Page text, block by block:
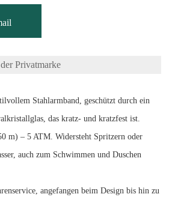
Privatmarke
Stahlarmband, geschützt durch ein
das kratz- und kratzfest ist.
m) – 5 ATM. Widersteht Spritzern oder
auch zum Schwimmen und Duschen
angefangen beim Design bis hin zu